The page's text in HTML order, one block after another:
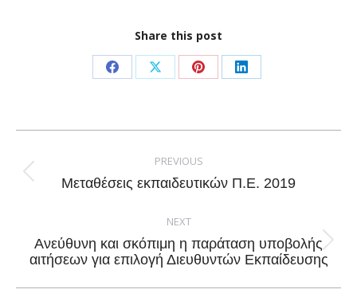
Share this post
Share
Facebook
Share
X
Share
Pinterest
Share
LinkedIn
navigation
PREVIOUS
Previous
Μεταθέσεις εκπαιδευτικών Π.Ε. 2019
NEXT
Next
Ανεύθυνη και σκόπιμη η παράταση υποβολής
αιτήσεων για επιλογή Διευθυντών Εκπαίδευσης